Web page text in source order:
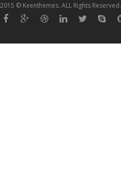
2015 © Keenthemes. ALL Rights Reserved.